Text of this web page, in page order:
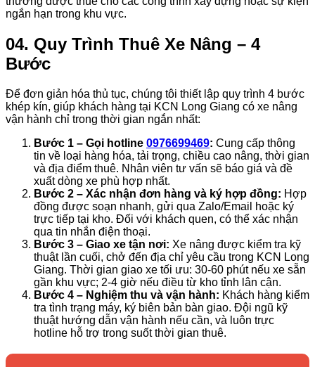
ngắn hạn trong khu vực.
04. Quy Trình Thuê Xe Nâng – 4
Bước
Để đơn giản hóa thủ tục, chúng tôi thiết lập quy trình 4 bước
khép kín, giúp khách hàng tại KCN Long Giang có xe nâng
vận hành chỉ trong thời gian ngắn nhất:
Bước 1 – Gọi hotline 0976699469: Cung cấp thông
tin về loại hàng hóa, tải trọng, chiều cao nâng, thời gian
và địa điểm thuê. Nhân viên tư vấn sẽ báo giá và đề
xuất dòng xe phù hợp nhất.
Bước 2 – Xác nhận đơn hàng và ký hợp đồng: Hợp
đồng được soạn nhanh, gửi qua Zalo/Email hoặc ký
trực tiếp tại kho. Đối với khách quen, có thể xác nhận
qua tin nhắn điện thoại.
Bước 3 – Giao xe tận nơi: Xe nâng được kiểm tra kỹ
thuật lần cuối, chở đến địa chỉ yêu cầu trong KCN Long
Giang. Thời gian giao xe tối ưu: 30-60 phút nếu xe sẵn
gần khu vực; 2-4 giờ nếu điều từ kho tỉnh lân cận.
Bước 4 – Nghiệm thu và vận hành: Khách hàng kiểm
tra tình trạng máy, ký biên bản bàn giao. Đội ngũ kỹ
thuật hướng dẫn vận hành nếu cần, và luôn trực
hotline hỗ trợ trong suốt thời gian thuê.